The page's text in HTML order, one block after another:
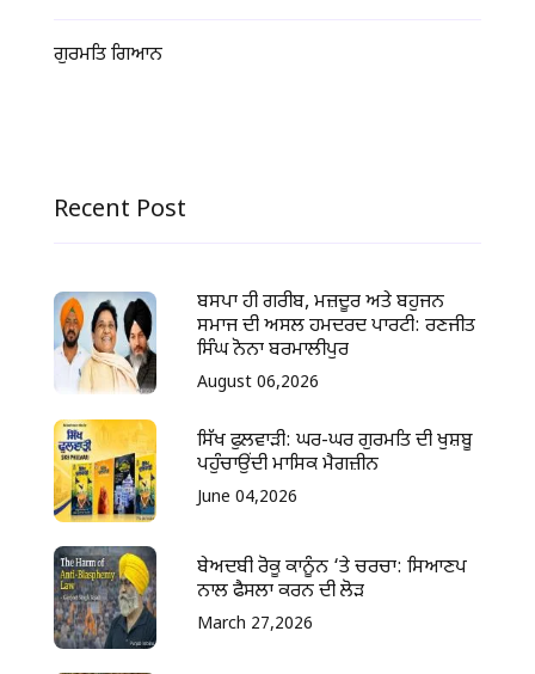
ਗੁਰਮਤਿ ਗਿਆਨ
Recent Post
ਬਸਪਾ ਹੀ ਗਰੀਬ, ਮਜ਼ਦੂਰ ਅਤੇ ਬਹੁਜਨ
ਸਮਾਜ ਦੀ ਅਸਲ ਹਮਦਰਦ ਪਾਰਟੀ: ਰਣਜੀਤ
ਸਿੰਘ ਨੋਨਾ ਬਰਮਾਲੀਪੁਰ
August 06,2026
ਸਿੱਖ ਫੁਲਵਾੜੀ: ਘਰ-ਘਰ ਗੁਰਮਤਿ ਦੀ ਖੁਸ਼ਬੂ
ਪਹੁੰਚਾਉਂਦੀ ਮਾਸਿਕ ਮੈਗਜ਼ੀਨ
June 04,2026
ਬੇਅਦਬੀ ਰੋਕੂ ਕਾਨੂੰਨ ‘ਤੇ ਚਰਚਾ: ਸਿਆਣਪ
ਨਾਲ ਫੈਸਲਾ ਕਰਨ ਦੀ ਲੋੜ
March 27,2026